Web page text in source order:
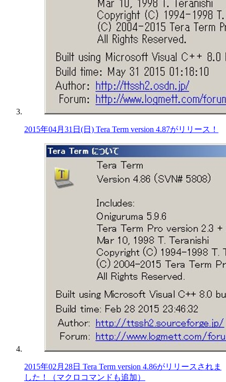
2015年04月31日(日) Tera Term version 4.87がリリース！
2015年02月28日 Tera Term version 4.86がリリースされま
した！（マクロコマンドも追加）